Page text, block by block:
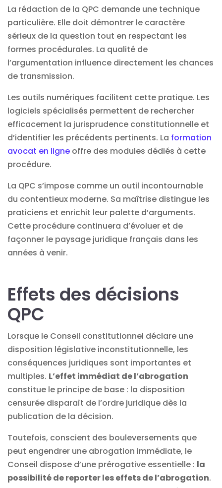
La rédaction de la QPC demande une technique
particulière. Elle doit démontrer le caractère
sérieux de la question tout en respectant les
formes procédurales. La qualité de
l’argumentation influence directement les chances
de transmission.
Les outils numériques facilitent cette pratique. Les
logiciels spécialisés permettent de rechercher
efficacement la jurisprudence constitutionnelle et
d’identifier les précédents pertinents. La formation
avocat en ligne offre des modules dédiés à cette
procédure.
La QPC s’impose comme un outil incontournable
du contentieux moderne. Sa maîtrise distingue les
praticiens et enrichit leur palette d’arguments.
Cette procédure continuera d’évoluer et de
façonner le paysage juridique français dans les
années à venir.
Effets des décisions
QPC
Lorsque le Conseil constitutionnel déclare une
disposition législative inconstitutionnelle, les
conséquences juridiques sont importantes et
multiples. L’effet immédiat de l’abrogation
constitue le principe de base : la disposition
censurée disparaît de l’ordre juridique dès la
publication de la décision.
Toutefois, conscient des bouleversements que
peut engendrer une abrogation immédiate, le
Conseil dispose d’une prérogative essentielle : la
possibilité de reporter les effets de l’abrogation.